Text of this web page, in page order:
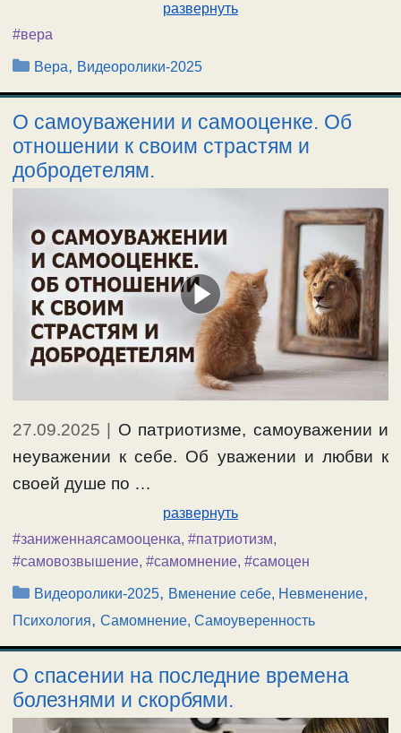
развернуть
#вера
Рубрики
Вера, Видеоролики-2025
О самоуважении и самооценке. Об
отношении к своим страстям и
добродетелям.
27.09.2025
О патриотизме, самоуважении и
неуважении к себе. Об уважении и любви к
своей душе по …
развернуть
#заниженнаясамооценка, #патриотизм,
#самовозвышение, #самомнение, #самоцен
Рубрики
Видеоролики-2025, Вменение себе, Невменение,
Психология, Самомнение, Самоуверенность
О спасении на последние времена
болезнями и скорбями.